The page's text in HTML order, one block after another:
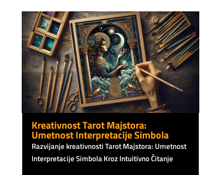
Kreativnost Tarot Majstora:
Umetnost Interpretacije Simbola
Razvijanje kreativnosti Tarot Majstora: Umetnost
Interpretacije Simbola Kroz Intuitivno Čitanje